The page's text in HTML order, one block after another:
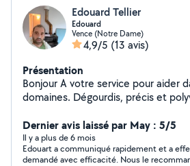
Edouard Tellier
Edouard
Vence (Notre Dame)
4,9/5 (13 avis)
Présentation
Bonjour A votre service pour aider dans de nombreux
domaines. Dégourdis, précis et
Dernier avis laissé par May : 5/5
Il y a plus de 6 mois
Edouart a communiqué rapidement et a effectué le travail
demandé avec efficacité. Nous le